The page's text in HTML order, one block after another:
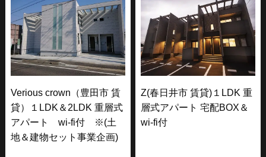
Verious crown（豊田市 賃
貸）１LDK＆2LDK 重層式
アパート wi-fi付 ※(土
地＆建物セット事業企画)
Z(春日井市 賃貸)１LDK 重
層式アパート 宅配BOX＆
wi-fi付